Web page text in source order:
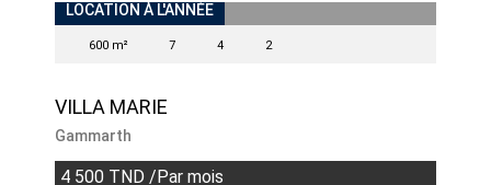
INDISPONIBLE
LOCATION À L'ANNÉE
600 m² 7 4 2
VILLA MARIE
Gammarth
4 500 TND /Par mois